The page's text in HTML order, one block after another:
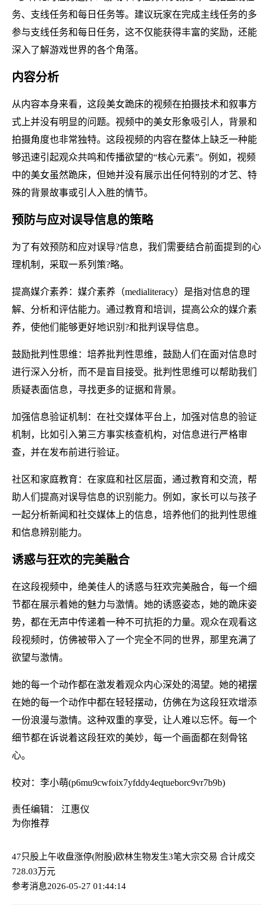
务、支线任务和每日任务等。建议玩家在完成主线任务的多
参与支线任务和每日任务，这不仅能获得丰富的奖励，还能
深入了解游戏世界的各个角落。
内容分析
从内容本身来看，这段美女跪床的视频在拍摄技术和叙事方
式上并没有明显的问题。视频中的美女形象吸引人，背景和
拍摄角度也非常独特。这段视频的内容在整体上缺乏一种能
够迅速引起观众共鸣和传播欲望的“核心元素”。例如，视频
中的美女虽然跪床，但她并没有展示出任何特别的才艺、特
殊的背景故事或引人入胜的情节。
预防与应对误导信息的策略
为了有效预防和应对误导?信息，我们需要结合前面提到的心
理机制，采取一系列策?略。
提高媒介素养：媒介素养（medialiteracy）是指对信息的理
解、分析和评估能力。通过教育和培训，提高公众的媒介素
养，使他们能够更好地识别?和批判误导信息。
鼓励批判性思维：培养批判性思维，鼓励人们在面对信息时
进行深入分析，而不是盲目接受。批判性思维可以帮助我们
质疑表面信息，寻找更多的证据和背景。
加强信息验证机制：在社交媒体平台上，加强对信息的验证
机制，比如引入第三方事实核查机构，对信息进行严格审
查，并在发布前进行验证。
社区和家庭教育：在家庭和社区层面，通过教育和交流，帮
助人们提高对误导信息的识别能力。例如，家长可以与孩子
一起分析新闻和社交媒体上的信息，培养他们的批判性思维
和信息辨别能力。
诱惑与狂欢的完美融合
在这段视频中，绝美佳人的诱惑与狂欢完美融合，每一个细
节都在展示着她的魅力与激情。她的诱惑姿态，她的跪床姿
势，都在无声中传递着一种不可抗拒的力量。观众在观看这
段视频时，仿佛被带入了一个完全不同的世界，那里充满了
欲望与激情。
她的每一个动作都在激发着观众内心深处的渴望。她的裙摆
在她的每一个动作中都在轻轻摆动，仿佛在为这段狂欢增添
一份浪漫与激情。这种双重的享受，让人难以忘怀。每一个
细节都在诉说着这段狂欢的美妙，每一个画面都在刻骨铭
心。
校对：李小萌(p6mu9cwfoix7yfddy4eqtueborc9vr7b9b)
责任编辑： 江惠仪
为你推荐
47只股上午收盘涨停(附股)欧林生物发生3笔大宗交易 合计成交
728.03万元
参考消息2026-05-27 01:44:14